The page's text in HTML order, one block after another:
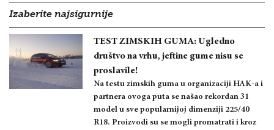
Izaberite najsigurnije
TEST ZIMSKIH GUMA: Ugledno
društvo na vrhu, jeftine gume nisu se
proslavile!
Na testu zimskih guma u organizaciji HAK-a i
partnera ovoga puta se našao rekordan 31
model u sve popularnijoj dimenziji 225/40
R18. Proizvodi su se mogli promatrati i kroz